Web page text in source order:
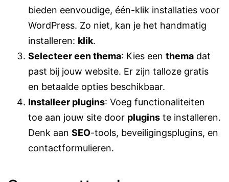
bieden eenvoudige, één-klik installaties voor
WordPress. Zo niet, kan je het handmatig
installeren: klik.
Selecteer een thema: Kies een thema dat
past bij jouw website. Er zijn talloze gratis
en betaalde opties beschikbaar.
Installeer plugins: Voeg functionaliteiten
toe aan jouw site door plugins te installeren.
Denk aan SEO-tools, beveiligingsplugins, en
contactformulieren.